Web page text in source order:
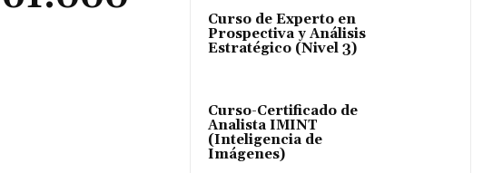
Curso de Experto en
Prospectiva y Análisis
Estratégico (Nivel 3)
Curso-Certificado de
Analista IMINT
(Inteligencia de
Imágenes)